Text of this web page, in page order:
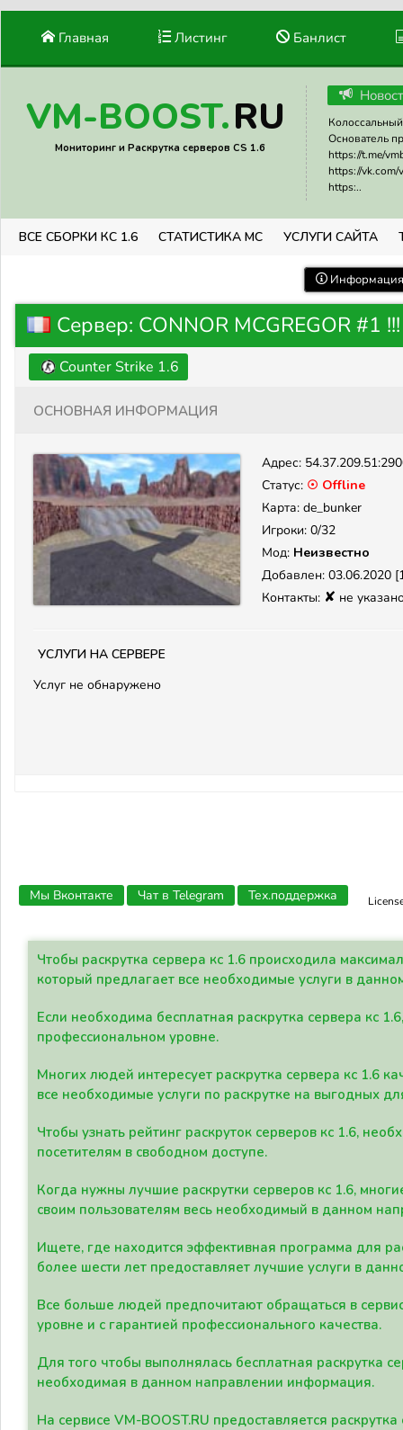
Главная Листинг Банлист
VM-BOOST.RU
Мониторинг и Раскрутка серверов CS 1.6
Основатель
https://t.me/
https://vk.com/
https:..
ВСЕ СБОРКИ КС 1.6 СТАТИСТИКА МС УСЛУГИ САЙТА
Сервер: CONNOR MCGREGOR #1 !!!
Counter Strike 1.6
Основная информация
Адрес:
Статус: ☉ Offline
Карта: de_bunker
Игроки: 0/32
Мод: Неизвестно
Добавлен: 03.06.2020
Контакты: ✘ не
Услуги на сервере
Услуг не обнаружено
Мы Вконтакте Чат в Telegram Тех.поддержка
Чтобы раскрутка сервера кс 1.6 происходила
который предлагает все необходимые услуги в
Если необходима бесплатная раскрутка сервера кс
профессиональном уровне.
Многих людей интересует раскрутка сервера кс 1.6
все необходимые услуги по раскрутке на выгодных
Чтобы узнать рейтинг раскруток серверов кс 1.6,
посетителям в свободном доступе.
Когда нужны лучшие раскрутки серверов кс 1.6,
своим пользователям весь необходимый в данном
Ищете, где находится эффективная программа для
более шести лет предоставляет лучшие услуги в
Все больше людей предпочитают обращаться в
уровне и с гарантией профессионального качества.
Для того чтобы выполнялась бесплатная раскрутка
необходимая в данном направлении информация.
На сервисе VM-BOOST.RU предоставляется